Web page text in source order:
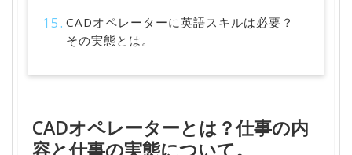
CADオペレーターに英語スキルは必要？
その実態とは。
CADオペレーターとは？仕事の内
容と仕事の実態について。